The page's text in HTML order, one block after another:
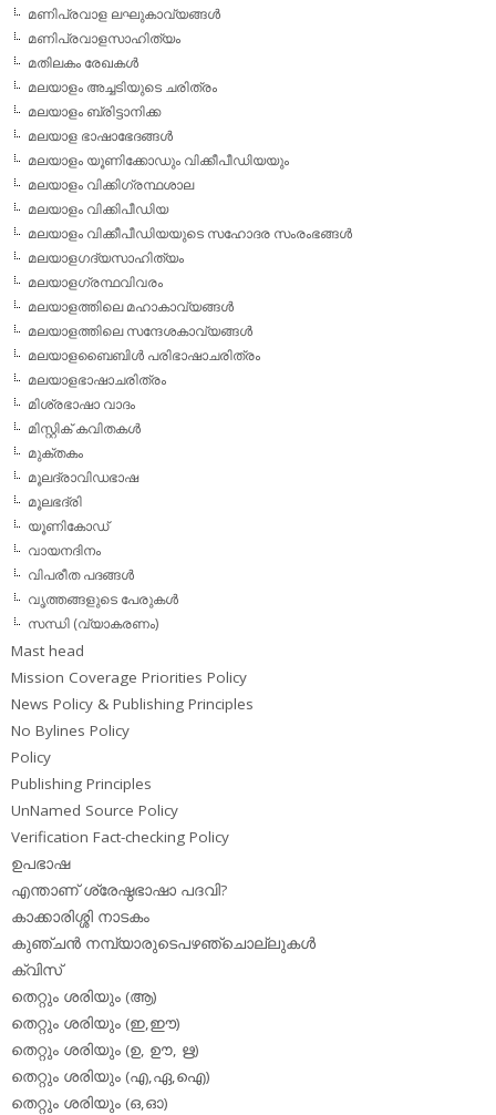
മണിപ്രവാള ലഘുകാവ്യങ്ങള്‍
മണിപ്രവാളസാഹിത്യം
മതിലകം രേഖകള്‍
മലയാളം അച്ചടിയുടെ ചരിത്രം
മലയാളം ബ്രിട്ടാനിക്ക
മലയാള ഭാഷാഭേദങ്ങള്‍
മലയാളം യൂണിക്കോഡും വിക്കീപീഡിയയും
മലയാളം വിക്കിഗ്രന്ഥശാല
മലയാളം വിക്കിപീഡിയ
മലയാളം വിക്കീപീഡിയയുടെ സഹോദര സംരംഭങ്ങള്‍
മലയാളഗദ്യസാഹിത്യം
മലയാളഗ്രന്ഥവിവരം
മലയാളത്തിലെ മഹാകാവ്യങ്ങള്‍
മലയാളത്തിലെ സന്ദേശകാവ്യങ്ങള്‍
മലയാളബൈബിള്‍ പരിഭാഷാചരിത്രം
മലയാളഭാഷാചരിത്രം
മിശ്രഭാഷാ വാദം
മിസ്റ്റിക് കവിതകള്‍
മുക്തകം
മൂലദ്രാവിഡഭാഷ
മൂലഭദ്രി
യൂണികോഡ്
വായനദിനം
വിപരീത പദങ്ങള്‍
വൃത്തങ്ങളുടെ പേരുകള്‍
സന്ധി (വ്യാകരണം)
Mast head
Mission Coverage Priorities Policy
News Policy & Publishing Principles
No Bylines Policy
Policy
Publishing Principles
UnNamed Source Policy
Verification Fact-checking Policy
ഉപഭാഷ
എന്താണ് ശ്രേഷ്ഠഭാഷാ പദവി?
കാക്കാരിശ്ശി നാടകം
കുഞ്ചന്‍ നമ്പ്യാരുടെപഴഞ്ചൊല്ലുകള്‍
ക്വിസ്
തെറ്റും ശരിയും (ആ)
തെറ്റും ശരിയും (ഇ,ഈ)
തെറ്റും ശരിയും (ഉ, ഊ, ഋ)
തെറ്റും ശരിയും (എ,ഏ,ഐ)
തെറ്റും ശരിയും (ഒ,ഓ)